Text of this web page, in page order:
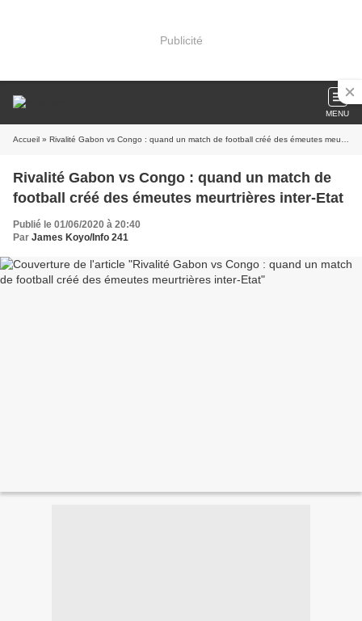
Publicité
MENU
Accueil » Rivalité Gabon vs Congo : quand un match de football créé des émeutes meurtrières inter-Etat
Rivalité Gabon vs Congo : quand un match de
football créé des émeutes meurtrières inter-Etat
Publié le 01/06/2020 à 20:40
Par James Koyo/Info 241